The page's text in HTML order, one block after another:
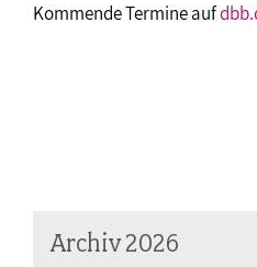
Kommende Termine auf
Archiv 2026